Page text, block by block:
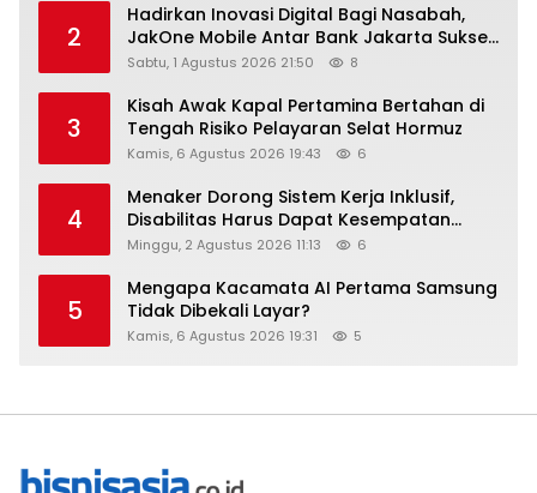
2
Hadirkan Inovasi Digital Bagi Nasabah,
JakOne Mobile Antar Bank Jakarta Sukses
Raih Digital Excellence Awards 2026
Sabtu, 1 Agustus 2026 21:50 8
3
Kisah Awak Kapal Pertamina Bertahan di
Tengah Risiko Pelayaran Selat Hormuz
Kamis, 6 Agustus 2026 19:43 6
4
Menaker Dorong Sistem Kerja Inklusif,
Disabilitas Harus Dapat Kesempatan
Setara
Minggu, 2 Agustus 2026 11:13 6
5
Mengapa Kacamata AI Pertama Samsung
Tidak Dibekali Layar?
Kamis, 6 Agustus 2026 19:31 5